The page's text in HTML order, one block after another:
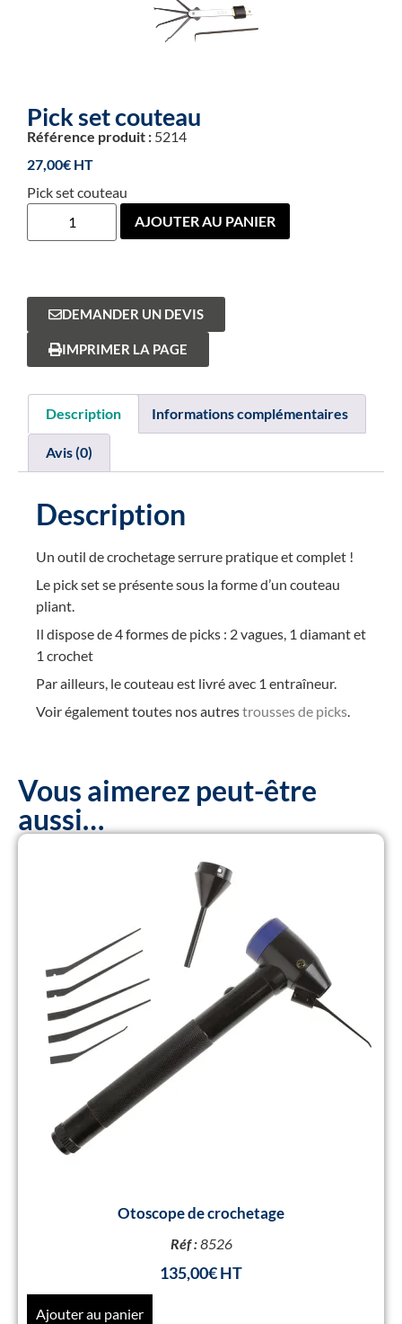
Pick set couteau
Référence produit : 5214
27,00€
Pick set couteau
AJOUTER AU PANIER
DEMANDER UN DEVIS
IMPRIMER LA PAGE
Description Informations complémentaires
Avis (0)
Description
Un outil de crochetage serrure pratique et complet !
Le pick set se présente sous la forme d’un couteau
pliant.
Il dispose de 4 formes de picks : 2 vagues, 1 diamant et
1 crochet
Par ailleurs, le couteau est livré avec 1 entraîneur.
Voir également toutes nos autrestrousses de picks.
Vous aimerez peut-être
aussi…
Otoscope de crochetage
Réf :8526
135,00€
Ajouter au panier